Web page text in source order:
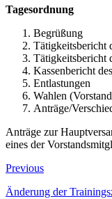
Tagesordnung
Begrüßung
Tätigkeitsbericht
Tätigkeitsbericht
Kassenbericht
Entlastungen
Wahlen
Anträge/
Anträge zur
eines der
PreviousPrevious
Änderung der